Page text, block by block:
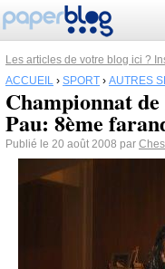
Les articles de votre blog ici ?
ACCUEIL › SPORT › AUTRES
Championnat
Pau: 8ème
Publié le 20 août 2008 par